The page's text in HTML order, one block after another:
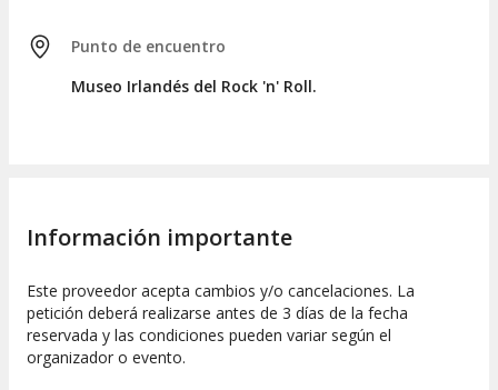
Punto de encuentro
Museo Irlandés del Rock 'n' Roll.
Información importante
Este proveedor acepta cambios y/o cancelaciones. La
petición deberá realizarse antes de 3 días de la fecha
reservada y las condiciones pueden variar según el
organizador o evento.